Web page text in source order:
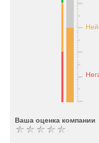
Ваша оценка компании